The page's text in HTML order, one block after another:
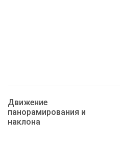
Движение
панорамирования и
наклона